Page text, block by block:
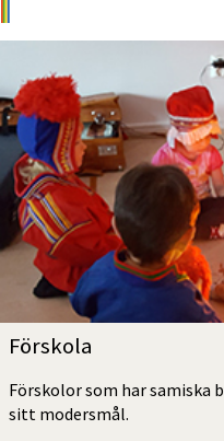
Förskola
Förskolor som har samiska
sitt modersmål.